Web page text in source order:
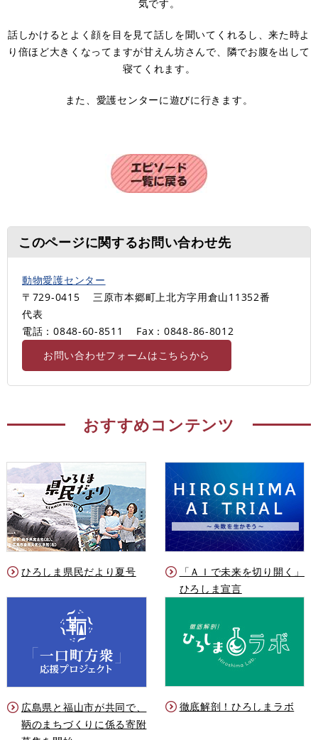
気です。
話しかけるとよく顔を目を見て話しを聞いてくれるし、来た時よ
り倍ほど大きくなってますが甘えん坊さんで、隣でお腹を出して
寝てくれます。
また、愛護センターに遊びに行きます。
このページに関するお問い合わせ先
動物愛護センター
〒729-0415
三原市本郷町上北方字用倉山11352番
代表
電話：0848-60-8511
Fax：0848-86-8012
お問い合わせフォームはこちらから
おすすめコンテンツ
ひろしま県民だより夏号
「ＡＩで未来を切り開く」
ひろしま宣言
広島県と福山市が共同で、
鞆のまちづくりに係る寄附
徹底解剖！ひろしまラボ